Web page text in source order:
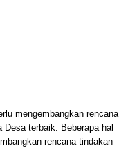
mengembangkan rencana
terbaik. Beberapa hal
rencana tindakan